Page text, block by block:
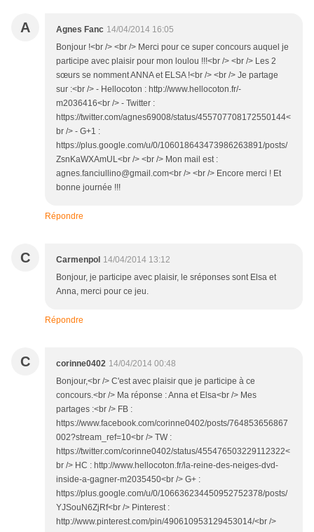
A Agnes Fanc 14/04/2014 16:05
Bonjour !<br /> <br /> Merci pour ce super concours auquel je
participe avec plaisir pour mon loulou !!!<br /> <br /> Les 2
sœurs se nomment ANNA et ELSA !<br /> <br /> Je partage
sur :<br /> - Hellocoton : http://www.hellocoton.fr/-
m2036416<br /> - Twitter :
https://twitter.com/agnes69008/status/455707708172550144<
br /> - G+1 :
https://plus.google.com/u/0/106018643473986263891/posts/
ZsnKaWXAmUL<br /> <br /> Mon mail est :
agnes.fanciullino@gmail.com<br /> <br /> Encore merci ! Et
bonne journée !!!
Répondre
C Carmenpol 14/04/2014 13:12
Bonjour, je participe avec plaisir, le sréponses sont Elsa et
Anna, merci pour ce jeu.
Répondre
C corinne0402 14/04/2014 00:48
Bonjour,<br /> C'est avec plaisir que je participe à ce
concours.<br /> Ma réponse : Anna et Elsa<br /> Mes
partages :<br /> FB :
https://www.facebook.com/corinne0402/posts/764853656867
002?stream_ref=10<br /> TW :
https://twitter.com/corinne0402/status/455476503229112322<
br /> HC : http://www.hellocoton.fr/la-reine-des-neiges-dvd-
inside-a-gagner-m2035450<br /> G+ :
https://plus.google.com/u/0/106636234450952752378/posts/
YJSouN6ZjRf<br /> Pinterest :
http://www.pinterest.com/pin/490610953129453014/<br />